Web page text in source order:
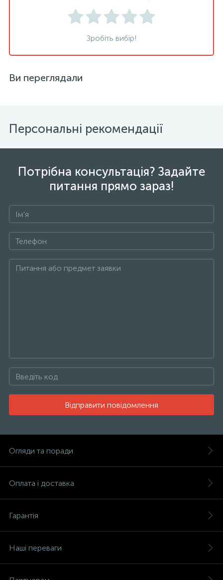
Зробіть вибір!
Ви переглядали
Персональні рекомендації
Потрібна консультація? Задайте
питання прямо зараз!
Відправити повідомлення
Огляди та поради
Оплата і доставка
Гарантія
Наші переваги